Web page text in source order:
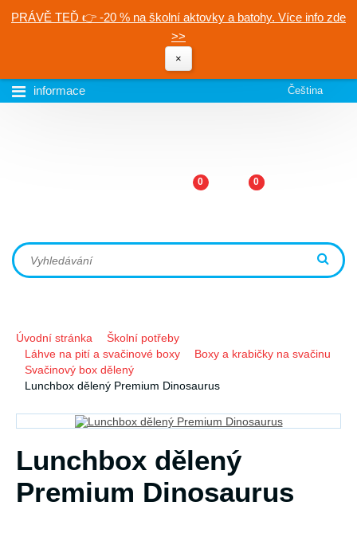
PRÁVĚ TEĎ 👉 -20 % na školní aktovky a batohy. Více info zde
>>
×
informace Čeština
0 0
Úvodní stránka
Školní potřeby
Láhve na pití a svačinové boxy
Boxy a krabičky na svačinu
Svačinový box dělený
Lunchbox dělený Premium Dinosaurus
Lunchbox dělený
Premium Dinosaurus